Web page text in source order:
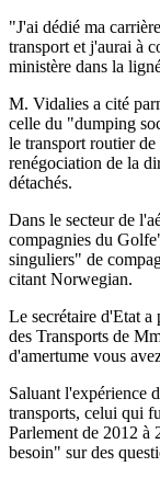
"J'ai dédié ma
transport et j'aurai à
ministère dans la
M. Vidalies a cité
celle du "dumping
le transport routier de
renégociation de la
détachés.
Dans le secteur de
compagnies du
singuliers" de
citant Norwegian.
Le secrétaire d'Etat
des Transports de
d'amertume vous
Saluant l'expérience
transports, celui qui
Parlement de 2012 à
besoin" sur des